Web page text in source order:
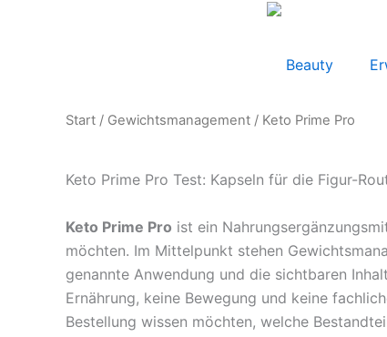
Beauty
Start / Gewichtsmanagement / Keto Prime Pro
Keto Prime Pro Test: Kapseln für die Figur-
Keto Prime Pro ist ein
möchten. Im Mittelpunkt stehen
genannte Anwendung und die sichtbaren
Ernährung, keine Bewegung und keine
Bestellung wissen möchten, welche